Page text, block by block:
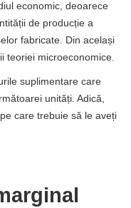
economic, deoarece
de producție a
fabricate. Din același
teoriei microeconomice.
suplimentare care
unități. Adică,
care trebuie să le aveți